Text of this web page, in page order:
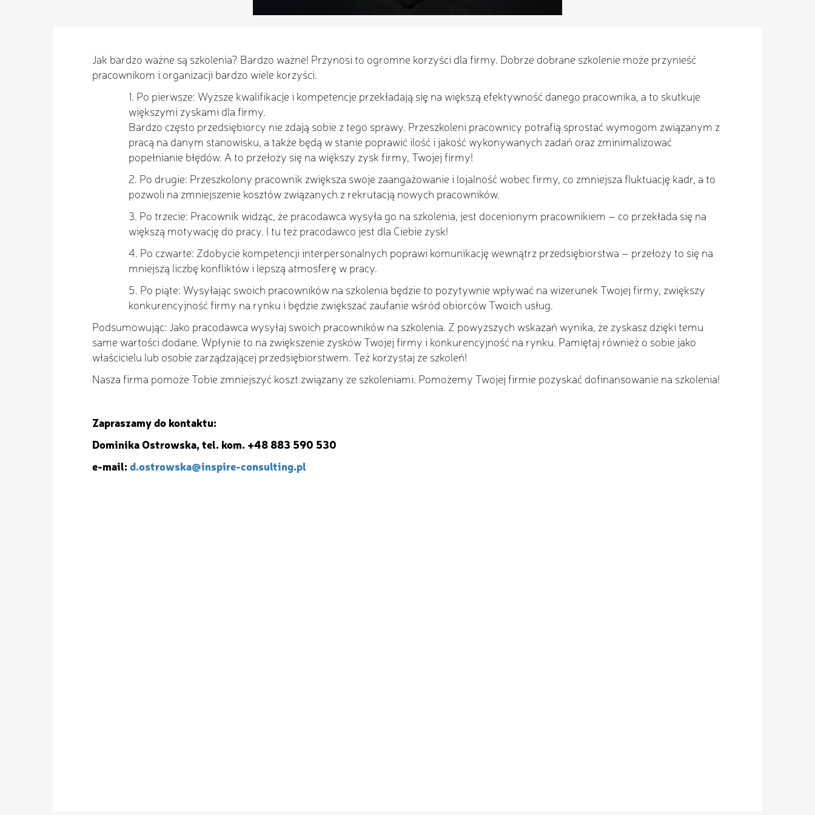
Jak bardzo ważne są szkolenia? Bardzo ważne! Przynosi to ogromne korzyści dla firmy. Dobrze dobrane szkolenie może przynieść
pracownikom i organizacji bardzo wiele korzyści.
1. Po pierwsze: Wyższe kwalifikacje i kompetencje przekładają się na większą efektywność danego pracownika, a to skutkuje
większymi zyskami dla firmy.
Bardzo często przedsiębiorcy nie zdają sobie z tego sprawy. Przeszkoleni pracownicy potrafią sprostać wymogom związanym z
pracą na danym stanowisku, a także będą w stanie poprawić ilość i jakość wykonywanych zadań oraz zminimalizować
popełnianie błędów. A to przełoży się na większy zysk firmy, Twojej firmy!
2. Po drugie: Przeszkolony pracownik zwiększa swoje zaangażowanie i lojalność wobec firmy, co zmniejsza fluktuację kadr, a to
pozwoli na zmniejszenie kosztów związanych z rekrutacją nowych pracowników.
3. Po trzecie: Pracownik widząc, że pracodawca wysyła go na szkolenia, jest docenionym pracownikiem – co przekłada się na
większą motywację do pracy. I tu też pracodawco jest dla Ciebie zysk!
4. Po czwarte: Zdobycie kompetencji interpersonalnych poprawi komunikację wewnątrz przedsiębiorstwa – przełoży to się na
mniejszą liczbę konfliktów i lepszą atmosferę w pracy.
5. Po piąte: Wysyłając swoich pracowników na szkolenia będzie to pozytywnie wpływać na wizerunek Twojej firmy, zwiększy
konkurencyjność firmy na rynku i będzie zwiększać zaufanie wśród obiorców Twoich usług.
Podsumowując: Jako pracodawca wysyłaj swoich pracowników na szkolenia. Z powyższych wskazań wynika, że zyskasz dzięki temu
same wartości dodane. Wpłynie to na zwiększenie zysków Twojej firmy i konkurencyjność na rynku. Pamiętaj również o sobie jako
właścicielu lub osobie zarządzającej przedsiębiorstwem. Też korzystaj ze szkoleń!
Nasza firma pomoże Tobie zmniejszyć koszt związany ze szkoleniami. Pomożemy Twojej firmie pozyskać dofinansowanie na szkolenia!
Zapraszamy do kontaktu:
Dominika Ostrowska, tel. kom. +48 883 590 530
e-mail: d.ostrowska@inspire-consulting.pl